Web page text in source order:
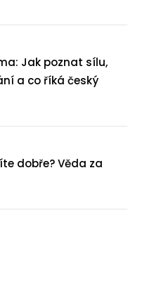
Jak poznat sílu,
a co říká český
dobře? Věda za